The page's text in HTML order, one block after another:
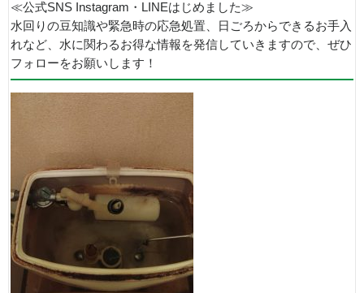
≪公式SNS Instagram・LINEはじめました≫
水回りの豆知識や緊急時の応急処置、日ごろからできるお手入
れなど、水に関わるお得な情報を発信していきますので、ぜひ
フォローをお願いします！